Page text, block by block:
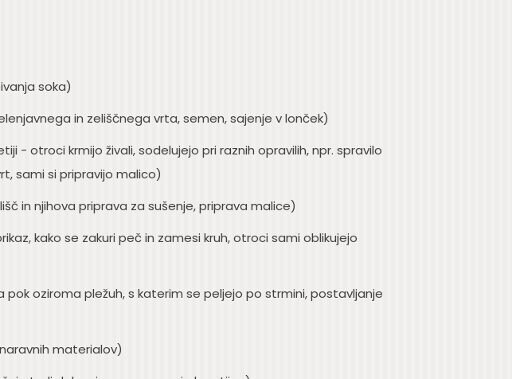
soka)
in zeliščnega vrta, semen, sajenje v lonček)
- otroci krmijo živali, sodelujejo pri raznih opravilih, npr. spravilo
sami si pripravijo malico)
in njihova priprava za sušenje, priprava malice)
kako se zakuri peč in zamesi kruh, otroci sami oblikujejo
oziroma pležuh, s katerim se peljejo po strmini, postavljanje
materialov)